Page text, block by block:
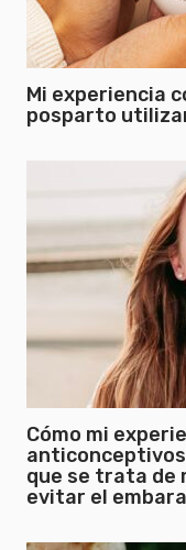
Mi experiencia
posparto
Cómo mi
que se trata de
evitar el